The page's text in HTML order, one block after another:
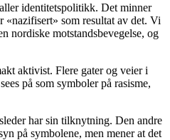
identitetspolitikk. Det minner
som resultat av det. Vi
nordiske motstandsbevegelse, og
aktivist. Flere gater og veier i
på som symboler på rasisme,
har sin tilknytning. Den andre
på symbolene, men mener at det